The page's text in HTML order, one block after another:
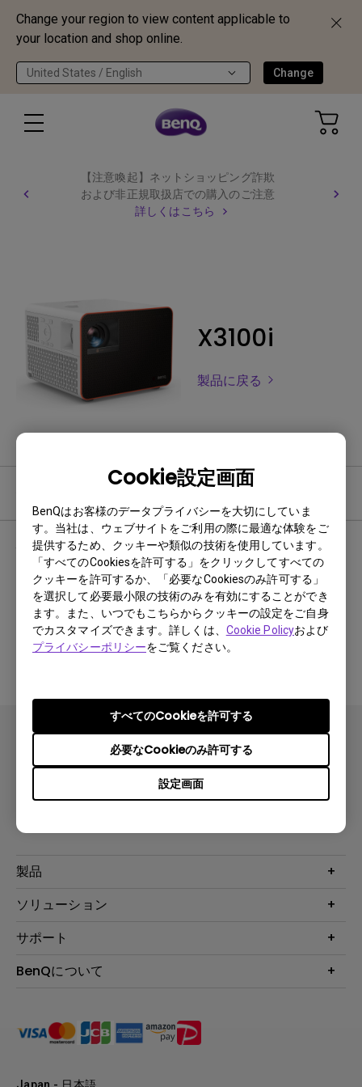
Change your region to view content applicable to
your location and shop online.
United States / English Change
Cookie設定画面
BenQはお客様のデータプライバシーを大切にしていま
す。当社は、ウェブサイトをご利用の際に最適な体験をご
提供するため、クッキーや類似の技術を使用しています。
「すべてのCookiesを許可する」をクリックしてすべての
クッキーを許可するか、「必要なCookiesのみ許可する」
を選択して必要最小限の技術のみを有効にすることができ
ます。また、いつでもこちらからクッキーの設定をご自身
でカスタマイズできます。詳しくは、 Cookie Policyおよび
プライバシーポリシーをご覧ください。
設定画面
必要なCookieのみ許可する
すべてのCookieを許可する
【注意喚起】ネットショッピング詐欺
および非正規取扱店での購入のご注意
詳しくはこちら
X3100i
製品に戻る
保証期間：1年保証
（光源ランプの保証期間は、ご購入日から起算して満3ヵ月又は
500時間使用のいずれか一方に達するまでとなります。）
利用方法は下記ウェブサイトでご確認ください。
登録
製品
プロジェクター
照明
Webカメラ
ソリューション
ビジネス向け
知識ページ
AQCOLOR
e-Sports
サポート
サポート
製品保守サービス終了のご案内
BenQについて
リーダーシップ
ニュース
Japan - 日本語